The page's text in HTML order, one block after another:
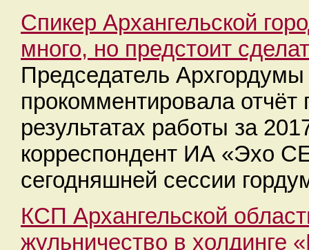
Спикер Архангельской
много, но предстоит
Председатель
прокомментировала отчёт
результатах работы за
корреспондент ИА «Эхо
сегодняшней сессии
КСП Архангельской
жульничество в холдинге